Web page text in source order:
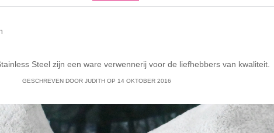
Steel zijn een ware verwennerij voor de liefhebbers van kwaliteit.
GESCHREVEN DOOR JUDITHOP 14 OKTOBER 2016